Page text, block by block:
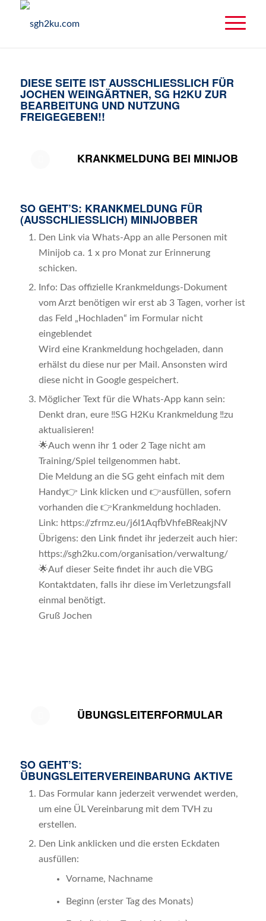
DIESE SEITE IST AUSSCHLIESSLICH FÜR J
OCHEN WEINGÄRTNER, SG H2KU ZUR B
EARBEITUNG UND NUTZUNG F
REIGEGEBEN!!
KRANKMELDUNG BEI MINIJOB
SO GEHT’S: KRANKMELDUNG FÜR
(AUSSCHLIESSLICH) MINIJOBBER
Den Link via Whats-App an alle Personen mit
Minijob ca. 1 x pro Monat zur Erinnerung
schicken.
Info: Das offizielle Krankmeldungs-Dokument
vom Arzt benötigen wir erst ab 3 Tagen, vorher ist
das Feld „Hochladen“ im Formular nicht
eingeblendet
Wird eine Krankmeldung hochgeladen, dann
erhälst du diese nur per Mail. Ansonsten wird
diese nicht in Google gespeichert.
Möglicher Text für die Whats-App kann sein:
Denkt dran, eure ‼️SG H2Ku Krankmeldung ‼️zu
aktualisieren!
🌟Auch wenn ihr 1 oder 2 Tage nicht am
Training/Spiel teilgenommen habt.
Die Meldung an die SG geht einfach mit dem
Handy👉 Link klicken und 👉ausfüllen, sofern
vorhanden die 👉Krankmeldung hochladen.
Link: https://zfrmz.eu/j6I1AqfbVhfeBReakjNV
Übrigens: den Link findet ihr jederzeit auch hier:
https://sgh2ku.com/organisation/verwaltung/
🌟Auf dieser Seite findet ihr auch die VBG
Kontaktdaten, falls ihr diese im Verletzungsfall
einmal benötigt.
Gruß Jochen
ÜBUNGSLEITERFORMULAR
SO GEHT’S:
ÜBUNGSLEITERVEREINBARUNG AKTIVE
Das Formular kann jederzeit verwendet werden,
um eine ÜL Vereinbarung mit dem TVH zu
erstellen.
Den Link anklicken und die ersten Eckdaten
ausfüllen:
Vorname, Nachname
Beginn (erster Tag des Monats)